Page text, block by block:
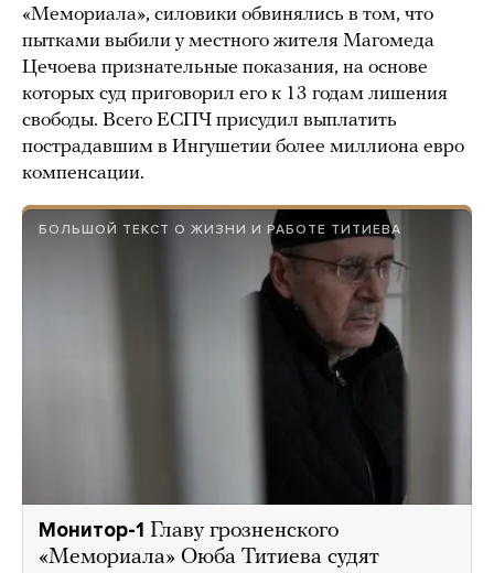
«Мемориала», силовики обвинялись в том, что
пытками выбили у местного жителя Магомеда
Цечоева признательные показания, на основе
которых суд приговорил его к 13 годам лишения
свободы. Всего ЕСПЧ присудил выплатить
пострадавшим в Ингушетии более миллиона евро
компенсации.
БОЛЬШОЙ ТЕКСТ О ЖИЗНИ И РАБОТЕ ТИТИЕВА
Монитор-1 Главу грозненского
«Мемориала» Оюба Титиева судят